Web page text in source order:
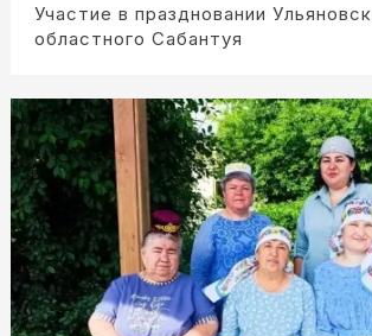
Участие в праздновании
областного Сабантуя